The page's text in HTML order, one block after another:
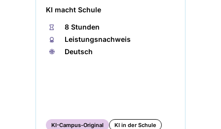
KI macht Schule
⏱
8 Stunden
🏅︎
Leistungsnachweis
🌐︎
Deutsch
KI-Campus-Original KI in der Schule